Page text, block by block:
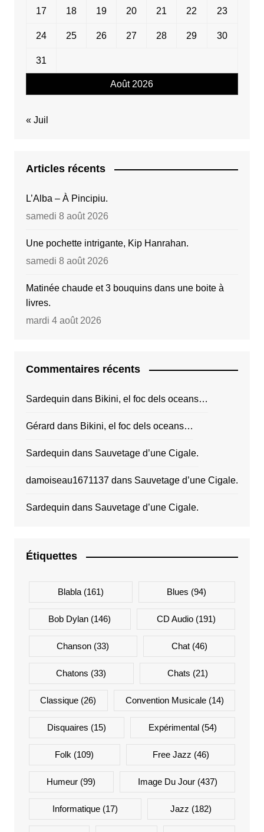
Août 2026
17 18 19 20 21 22 23
24 25 26 27 28 29 30
31
« Juil
Articles récents
L’Alba – À Pincipiu.
samedi 8 août 2026
Une pochette intrigante, Kip Hanrahan.
samedi 8 août 2026
Matinée chaude et 3 bouquins dans une boite à
livres.
mardi 4 août 2026
Commentaires récents
Sardequin dans Bikini, el foc dels oceans…
Gérard dans Bikini, el foc dels oceans…
Sardequin dans Sauvetage d’une Cigale.
damoiseau1671137dans Sauvetage d’une Cigale.
Sardequin dans Sauvetage d’une Cigale.
Étiquettes
Blabla(161) Blues (94)
Bob Dylan (146) CD Audio(191)
Chanson (33) Chat(46)
Chatons (33) Chats (21)
Classique (26) Convention Musicale(14)
Disquaires (15) Expérimental (54)
Folk (109) Free Jazz (46)
Humeur (99) Image Du Jour(437)
Informatique(17) Jazz (182)